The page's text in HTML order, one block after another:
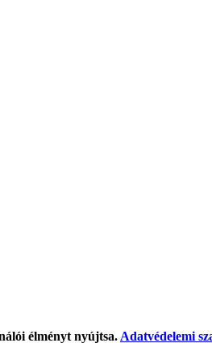
élményt nyújtsa. Adatvédelemi